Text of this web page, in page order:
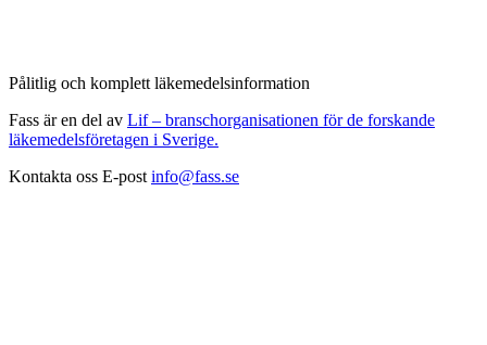
Pålitlig och komplett läkemedelsinformation
Fass är en del av Lif – branschorganisationen för de forskande
läkemedelsföretagen i Sverige.
Kontakta oss E-post info@fass.se